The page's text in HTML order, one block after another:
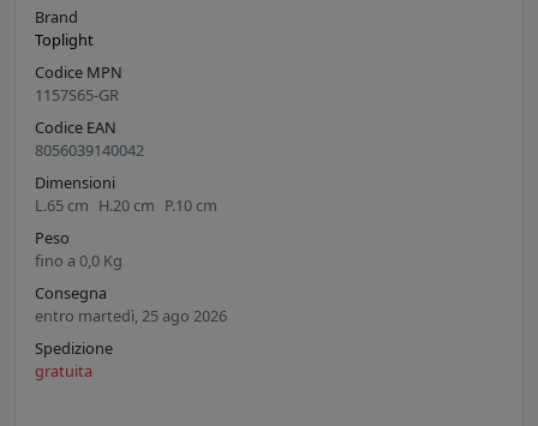
Brand
Toplight
Codice MPN
1157S65-GR
Codice EAN
8056039140042
Dimensioni
L.65 cm H.20 cm P.10 cm
Peso
fino a 0,0 Kg
Consegna
entro martedì, 25 ago 2026
Spedizione
gratuita